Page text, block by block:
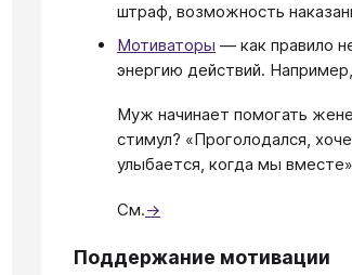
штраф, возможность
Мотиваторы ― как правило
энергию действий.
Муж начинает помогать
стимул? «Проголодался,
улыбается, когда мы
См.→
Поддержание мотивации